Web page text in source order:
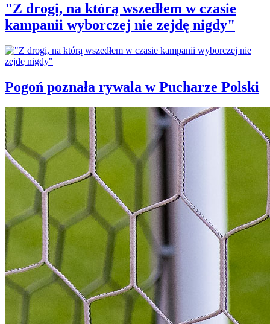
"Z drogi, na którą wszedłem w czasie
kampanii wyborczej nie zejdę nigdy"
Pogoń poznała rywala w Pucharze Polski